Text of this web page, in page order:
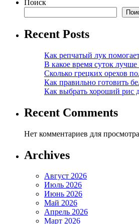
Поиск
Recent Posts
Как репчатый лук
В какое время суток
Сколько грецких орехов
Как правильно готовить
Как выбрать хороший рис
Recent Comments
Нет комментариев для
Archives
Август 2026
Июль 2026
Июнь 2026
Май 2026
Апрель 2026
Март 2026